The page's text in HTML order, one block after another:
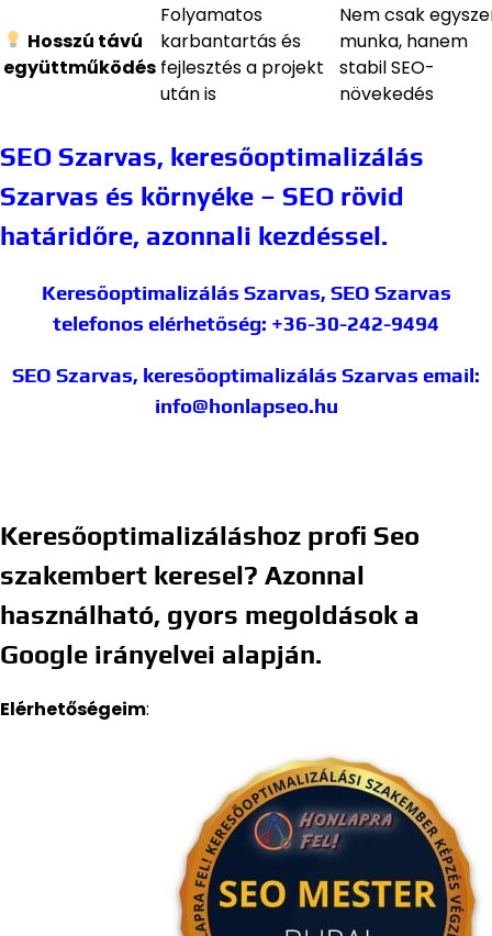
Hosszú távú
együttműködés
Folyamatos
karbantartás és
fejlesztés a projekt
után is
Nem csak
munka, hanem
stabil SEO-
növekedés
SEO Szarvas, keresőoptimalizálás
Szarvas és környéke – SEO rövid
határidőre, azonnali kezdéssel.
Keresőoptimalizálás Szarvas, SEO Szarvas
telefonos elérhetőség: +36-30-242-9494
SEO Szarvas, keresőoptimalizálás Szarvas email:
info@honlapseo.hu
Keresőoptimalizáláshoz profi Seo
szakembert keresel? Azonnal
használható, gyors megoldások a
Google irányelvei alapján.
Elérhetőségeim: